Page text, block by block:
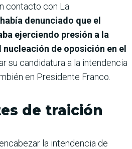
contacto con La
había denunciado que el
ejerciendo presión a la
de oposición en el
su candidatura a la intendencia
en Presidente Franco.
de traición
la intendencia de